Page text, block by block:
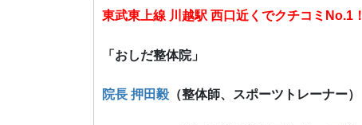
東武東上線 川越駅 西口近くでクチコミNo.1！
「おしだ整体院」
院長 押田毅 （整体師、スポーツトレーナー）